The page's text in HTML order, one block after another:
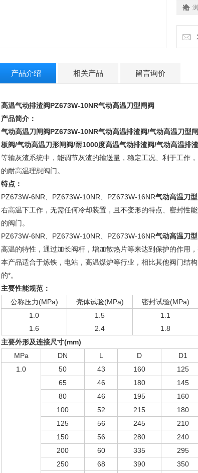
行业，
产品介绍 相关产品 留言询价
高温气动排渣阀PZ673W-10NR气动高温刀型闸阀
产品简介：
气动高温刀闸阀PZ673W-10NR气动高温排渣阀/气动高温刀型
板阀/气动高温刀形闸阀/耐1000度高温气动排渣阀/气动高温排
等输灰渣系统中，能调节灰渣的输送量，稳定工况、利于工作
的耐高温理想阀门。
特点：
PZ673W-6NR、PZ673W-10NR、PZ673W-16NR气动高温刀
右高温下工作，无需任何冷却装置，且不变形的特点、密封性
的阀门。
PZ673W-6NR、PZ673W-10NR、PZ673W-16NR气动高温刀
高温的特性，通过加长阀杆，增加散热片等来达到保护的作用
本产品适合于炼铁，电站，高温煤炉等行业，相比其他阀门结
的*。
主要性能规范：
公称压力(MPa)
壳体试验(MPa) 密封试验(MPa)
1.0
1.6
1.5
2.4
1.1
1.8
主要外形及连接尺寸(mm)
MPa
DN L D D1
1.0
50 43 160 125
65
46 180 145
80
46 195 160
100
52 215 180
125
56 245 210
150
56 280 240
200
60 335 295
250
68 390 350